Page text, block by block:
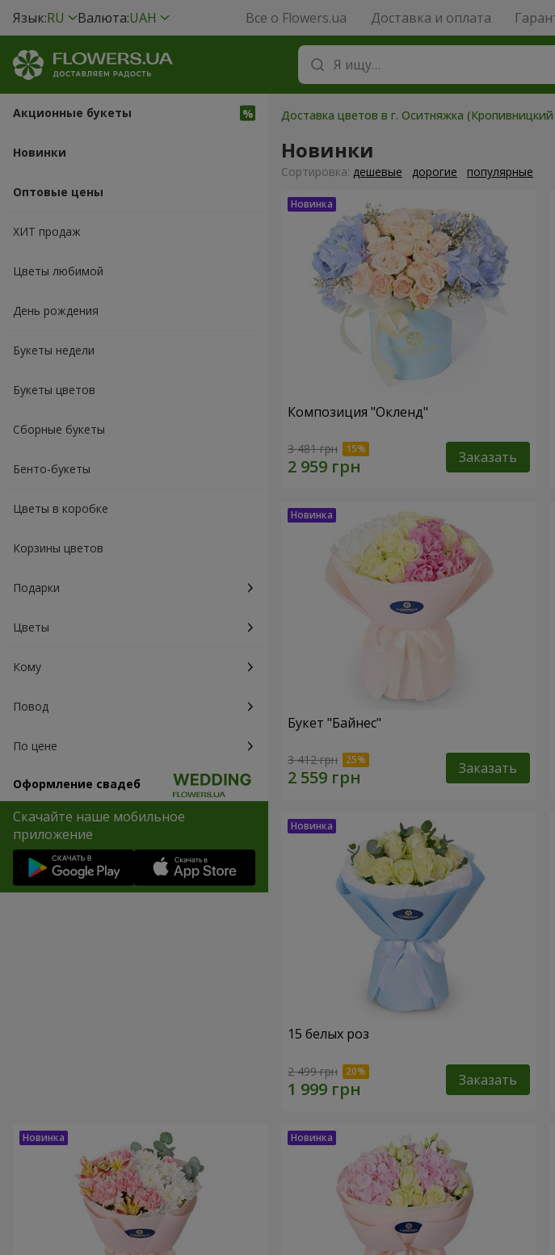
Язык:RU Валюта:UAH Все о Flowers.ua Доставка и оплата
Акционные букеты
Новинки
Оптовые цены
ХИТ продаж
Цветы любимой
День рождения
Букеты недели
Букеты цветов
Сборные букеты
Бенто-букеты
Цветы в коробке
Корзины цветов
Подарки
Цветы
Кому
Повод
По цене
Оформление свадеб
Скачайте наше мобильное
приложение
Доставка цветов в г. Оситняжка
Новинки
Cортировка: дешевые дорогие популярные
Композиция "Окленд"
3 481 грн Заказать
Букет "Байнес"
3 412 грн Заказать
15 белых роз
2 499 грн Заказать